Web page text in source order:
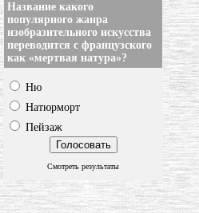
Название какого
популярного жанра
изобразительного искусства
переводится с французского
как «мертвая натура»?
Ню
Натюрморт
Пейзаж
Смотреть результаты